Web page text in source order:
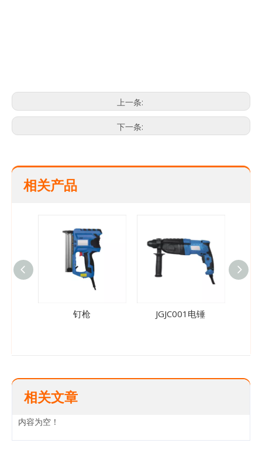
上一条:
下一条:
相关产品
钉枪 JGJC001电锤
相关文章
内容为空！